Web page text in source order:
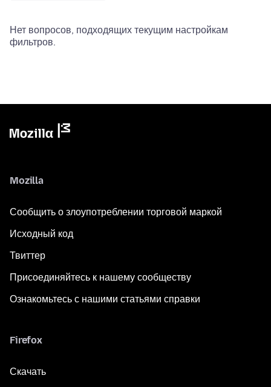
Нет вопросов, подходящих текущим настройкам
фильтров.
Mozilla
Сообщить о злоупотреблении торговой маркой
Исходный код
Твиттер
Присоединяйтесь к нашему сообществу
Ознакомьтесь с нашими статьями справки
Firefox
Скачать